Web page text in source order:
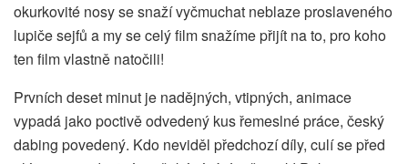
okurkovité nosy se snaží vyčmuchat neblaze proslaveného
lupiče sejfů a my se celý film snažíme přijít na to, pro koho
ten film vlastně natočili!
Prvních deset minut je nadějných, vtipných, animace
vypadá jako poctivě odvedený kus řemeslné práce, český
dabing povedený. Kdo neviděl předchozí díly, culí se před